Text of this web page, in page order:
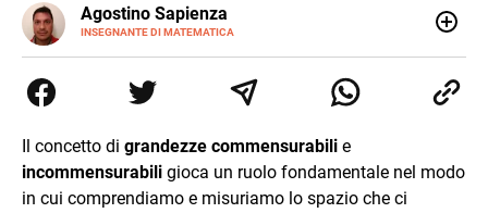
Agostino Sapienza
INSEGNANTE DI MATEMATICA
E-
MAIL
LINKEDIN
Tommaso Gulli. Ho conseguito la laurea triennale in
Relazioni Internazionali a Messina e in Economia
commercialisti sono stato chiamato per una supplenza
covid nella classe di insegnamento A47. Ho poi
conseguito l'abilitazione a Trieste nel sostegno e sono
Il concetto di grandezze commensurabili e
incommensurabili gioca un ruolo fondamentale nel modo
in cui comprendiamo e misuriamo lo spazio che ci